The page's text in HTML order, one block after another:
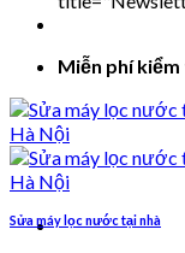
Miễn phí
Sửa máy lọc nước tại nhà